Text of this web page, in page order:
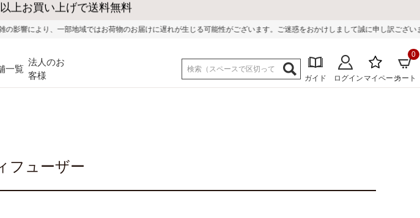
無料（※当社エリア）
のお届けに遅れが生じる可能性がございます。ご迷惑をおかけしまして誠に申し訳ございません。
一覧
法人のお
客様
ガイド ログイン マイページカート
0
フューザー